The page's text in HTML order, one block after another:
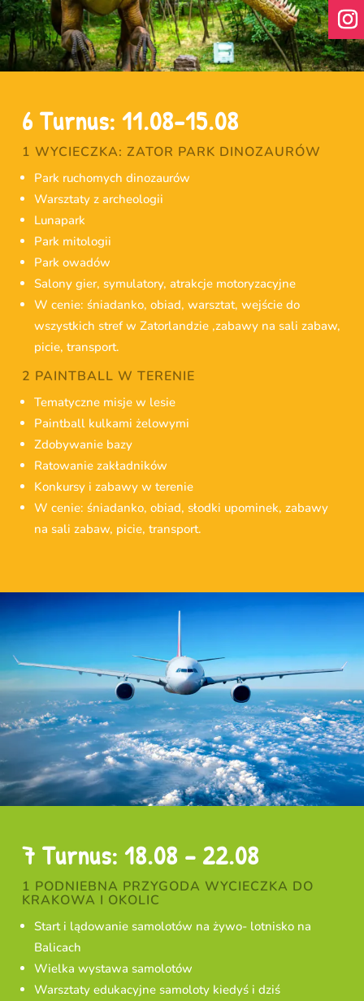
6 Turnus: 11.08-15.08
1 WYCIECZKA: ZATOR PARK DINOZAURÓW
Park ruchomych dinozaurów
Warsztaty z archeologii
Lunapark
Park mitologii
Park owadów
Salony gier, symulatory, atrakcje motoryzacyjne
W cenie: śniadanko, obiad, warsztat, wejście do
wszystkich stref w Zatorlandzie ,zabawy na sali zabaw,
picie, transport.
2 PAINTBALL W TERENIE
Tematyczne misje w lesie
Paintball kulkami żelowymi
Zdobywanie bazy
Ratowanie zakładników
Konkursy i zabawy w terenie
W cenie: śniadanko, obiad, słodki upominek, zabawy
na sali zabaw, picie, transport.
7 Turnus: 18.08 – 22.08
1 PODNIEBNA PRZYGODA WYCIECZKA DO
KRAKOWA I OKOLIC
Start i lądowanie samolotów na żywo- lotnisko na
Balicach
Wielka wystawa samolotów
Warsztaty edukacyjne samoloty kiedyś i dziś